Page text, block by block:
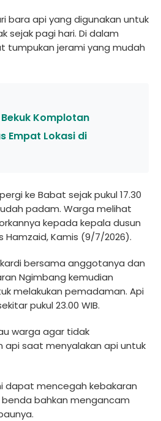
bara api yang digunakan untuk
sejak pagi hari. Di dalam
tumpukan jerami yang mudah
Komplotan
Empat Lokasi di
ke Babat sejak pukul 17.30
padam. Warga melihat
kepada kepala dusun
Hamzaid, Kamis (9/7/2026).
bersama anggotanya dan
Ngimbang kemudian
melakukan pemadaman. Api
pukul 23.00 WIB.
warga agar tidak
api saat menyalakan api untuk
dapat mencegah kebakaran
bahkan mengancam